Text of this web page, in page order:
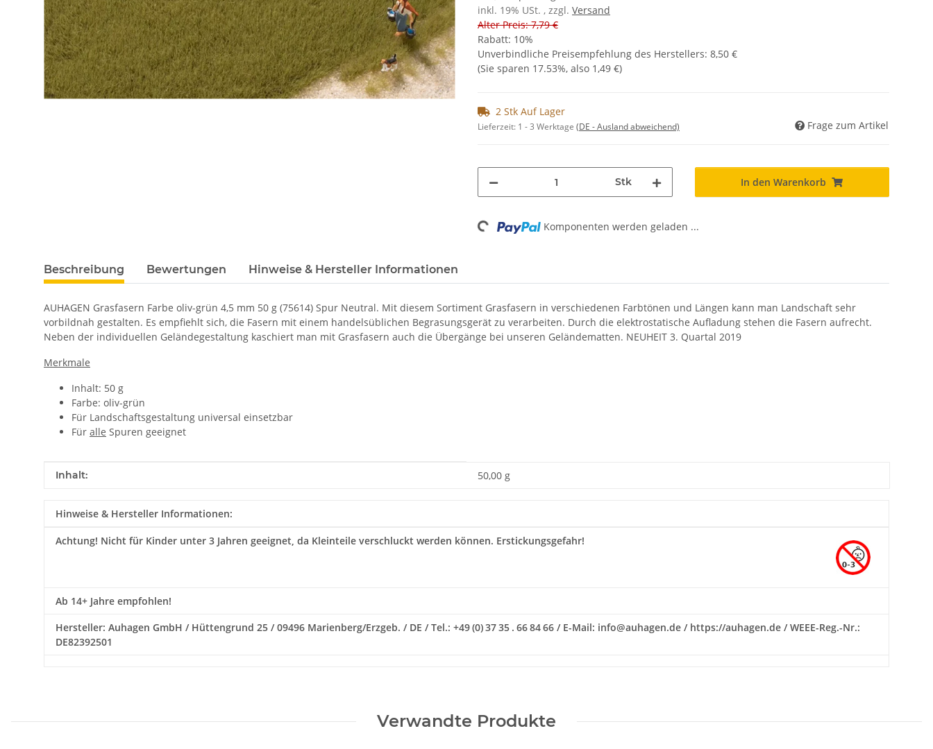
inkl. 19% USt. , zzgl. Versand
Alter Preis: 7,79 €
Rabatt: 10%
Unverbindliche Preisempfehlung des Herstellers: 8,50 €
(Sie sparen 17.53%, also 1,49 €)
2 Stk Auf Lager
Lieferzeit: 1 - 3 Werktage (DE - Ausland abweichend) Frage zum Artikel
Stk In den Warenkorb
Loading... Komponenten werden geladen ...
Beschreibung Bewertungen Hinweise & Hersteller Informationen
AUHAGEN Grasfasern Farbe oliv-grün 4,5 mm 50 g (75614) Spur Neutral. Mit diesem Sortiment Grasfasern in verschiedenen Farbtönen und Längen kann man Landschaft sehr
vorbildnah gestalten. Es empfiehlt sich, die Fasern mit einem handelsüblichen Begrasungsgerät zu verarbeiten. Durch die elektrostatische Aufladung stehen die Fasern aufrecht.
Neben der individuellen Geländegestaltung kaschiert man mit Grasfasern auch die Übergänge bei unseren Geländematten. NEUHEIT 3. Quartal 2019
Merkmale
Inhalt: 50 g
Farbe: oliv-grün
Für Landschaftsgestaltung universal einsetzbar
Für alle Spuren geeignet
Produkteigenschaft
Wert
Inhalt: 50,00 g
Hinweise & Hersteller Informationen:
Achtung! Nicht für Kinder unter 3 Jahren geeignet, da Kleinteile verschluckt werden können. Erstickungsgefahr!
Ab 14+ Jahre empfohlen!
Hersteller: Auhagen GmbH / Hüttengrund 25 / 09496 Marienberg/Erzgeb. / DE / Tel.: +49 (0) 37 35 . 66 84 66 / E-Mail: info@auhagen.de / https://auhagen.de / WEEE-Reg.-Nr.:
DE82392501
Verwandte Produkte